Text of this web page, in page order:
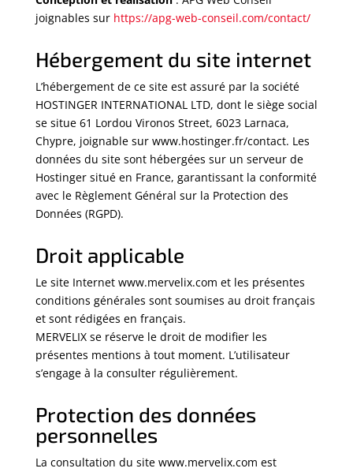
joignables sur https://apg-web-conseil.com/contact/
Hébergement du site internet
L’hébergement de ce site est assuré par la société
HOSTINGER INTERNATIONAL LTD, dont le siège social
se situe 61 Lordou Vironos Street, 6023 Larnaca,
Chypre, joignable sur www.hostinger.fr/contact. Les
données du site sont hébergées sur un serveur de
Hostinger situé en France, garantissant la conformité
avec le Règlement Général sur la Protection des
Données (RGPD).
Droit applicable
Le site Internet www.mervelix.com et les présentes
conditions générales sont soumises au droit français
et sont rédigées en français.
MERVELIX se réserve le droit de modifier les
présentes mentions à tout moment. L’utilisateur
s’engage à la consulter régulièrement.
Protection des données
personnelles
La consultation du site www.mervelix.com est